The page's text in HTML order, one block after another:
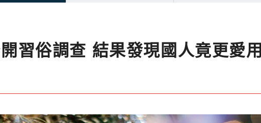
習俗調查 結果發現國人竟更愛